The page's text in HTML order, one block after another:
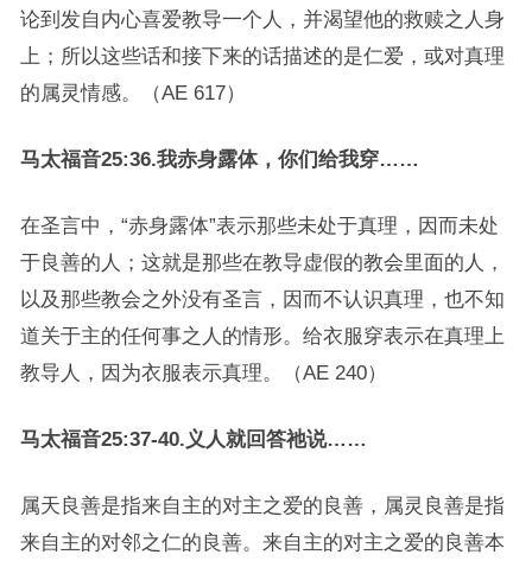
论到发自内心喜爱教导一个人，并渴望他的救赎之人身
上；所以这些话和接下来的话描述的是仁爱，或对真理
的属灵情感。（AE 617）
马太福音25:36.我赤身露体，你们给我穿……
在圣言中，“赤身露体”表示那些未处于真理，因而未处
于良善的人；这就是那些在教导虚假的教会里面的人，
以及那些教会之外没有圣言，因而不认识真理，也不知
道关于主的任何事之人的情形。给衣服穿表示在真理上
教导人，因为衣服表示真理。（AE 240）
马太福音25:37-40.义人就回答祂说……
属天良善是指来自主的对主之爱的良善，属灵良善是指
来自主的对邻之仁的良善。来自主的对主之爱的良善本